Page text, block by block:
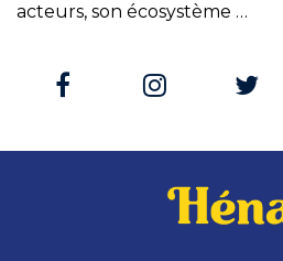
acteurs, son écosystème …